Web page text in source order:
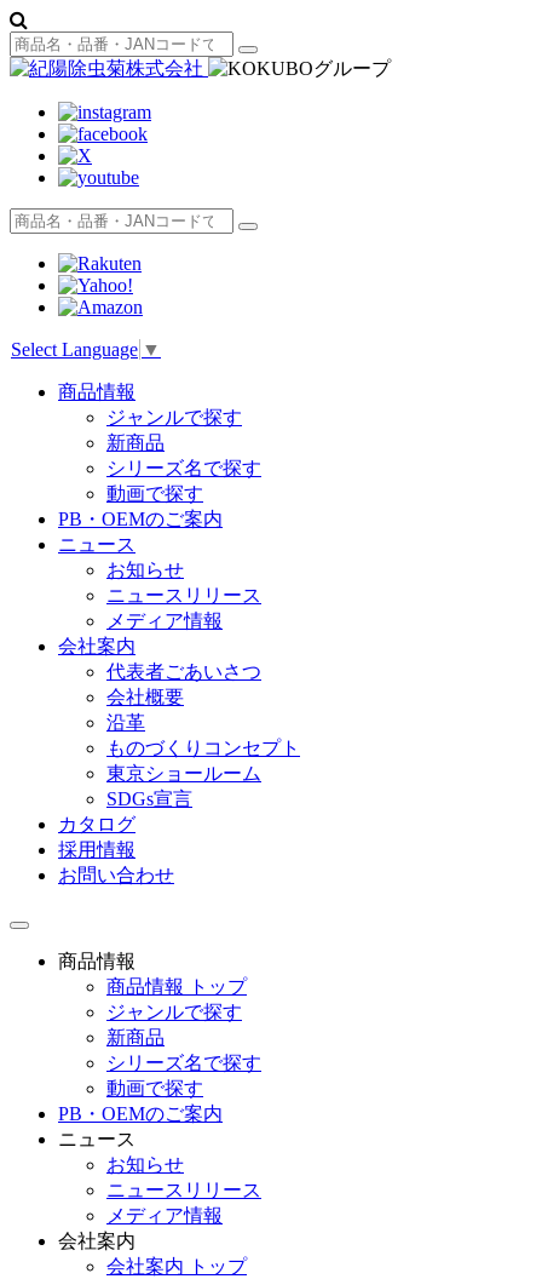
Select Language ▼
商品情報
ジャンルで探す
新商品
シリーズ名で探す
動画で探す
PB・OEMのご案内
ニュース
お知らせ
ニュースリリース
メディア情報
会社案内
代表者ごあいさつ
会社概要
沿革
ものづくりコンセプト
東京ショールーム
SDGs宣言
カタログ
採用情報
お問い合わせ
toggle
navigation商品情報
商品情報 トップ
ジャンルで探す
新商品
シリーズ名で探す
動画で探す
PB・OEMのご案内
ニュース
お知らせ
ニュースリリース
メディア情報
会社案内
会社案内 トップ